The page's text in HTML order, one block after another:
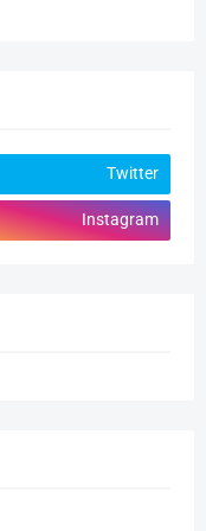
Twitter
Instagram